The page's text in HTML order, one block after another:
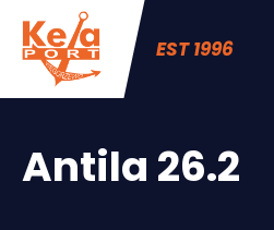
EST 1996
Antila 26.2